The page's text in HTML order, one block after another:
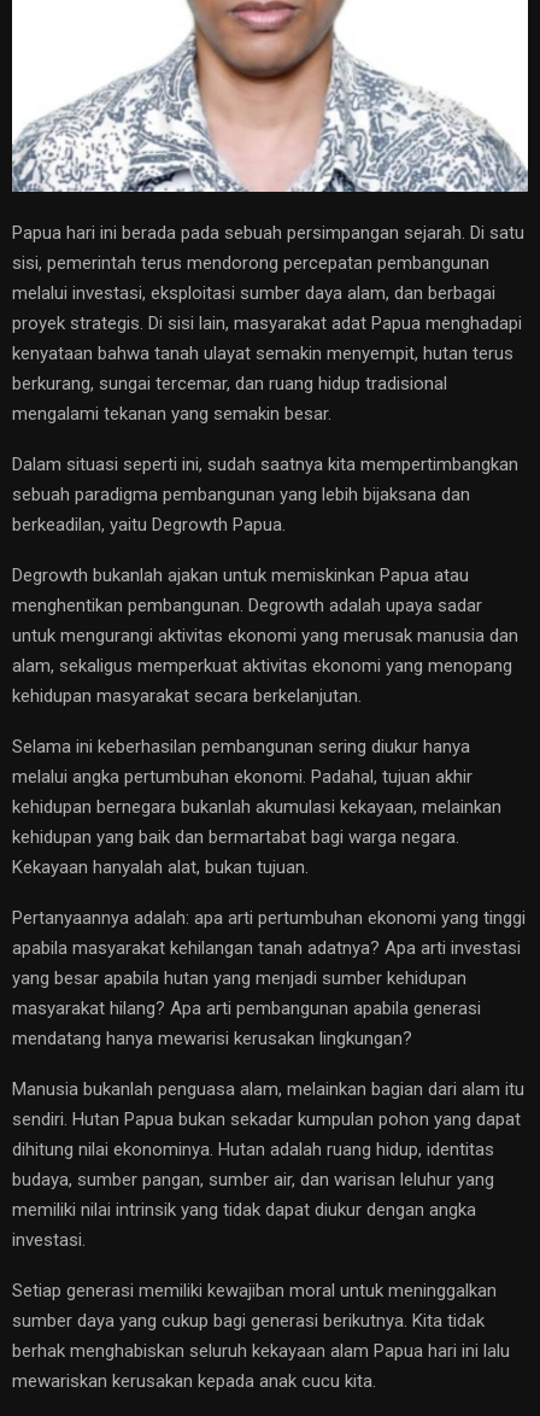
Papua hari ini berada pada sebuah persimpangan sejarah. Di satu
sisi, pemerintah terus mendorong percepatan pembangunan
melalui investasi, eksploitasi sumber daya alam, dan berbagai
proyek strategis. Di sisi lain, masyarakat adat Papua menghadapi
kenyataan bahwa tanah ulayat semakin menyempit, hutan terus
berkurang, sungai tercemar, dan ruang hidup tradisional
mengalami tekanan yang semakin besar.
Dalam situasi seperti ini, sudah saatnya kita mempertimbangkan
sebuah paradigma pembangunan yang lebih bijaksana dan
berkeadilan, yaitu Degrowth Papua.
Degrowth bukanlah ajakan untuk memiskinkan Papua atau
menghentikan pembangunan. Degrowth adalah upaya sadar
untuk mengurangi aktivitas ekonomi yang merusak manusia dan
alam, sekaligus memperkuat aktivitas ekonomi yang menopang
kehidupan masyarakat secara berkelanjutan.
Selama ini keberhasilan pembangunan sering diukur hanya
melalui angka pertumbuhan ekonomi. Padahal, tujuan akhir
kehidupan bernegara bukanlah akumulasi kekayaan, melainkan
kehidupan yang baik dan bermartabat bagi warga negara.
Kekayaan hanyalah alat, bukan tujuan.
Pertanyaannya adalah: apa arti pertumbuhan ekonomi yang tinggi
apabila masyarakat kehilangan tanah adatnya? Apa arti investasi
yang besar apabila hutan yang menjadi sumber kehidupan
masyarakat hilang? Apa arti pembangunan apabila generasi
mendatang hanya mewarisi kerusakan lingkungan?
Manusia bukanlah penguasa alam, melainkan bagian dari alam itu
sendiri. Hutan Papua bukan sekadar kumpulan pohon yang dapat
dihitung nilai ekonominya. Hutan adalah ruang hidup, identitas
budaya, sumber pangan, sumber air, dan warisan leluhur yang
memiliki nilai intrinsik yang tidak dapat diukur dengan angka
investasi.
Setiap generasi memiliki kewajiban moral untuk meninggalkan
sumber daya yang cukup bagi generasi berikutnya. Kita tidak
berhak menghabiskan seluruh kekayaan alam Papua hari ini lalu
mewariskan kerusakan kepada anak cucu kita.